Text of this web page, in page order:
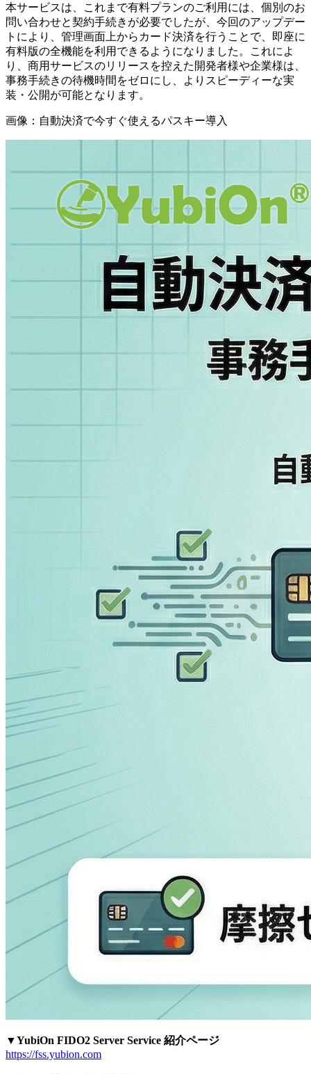
本サービスは、これまで有料プランのご利用には、個別のお
問い合わせと契約手続きが必要でしたが、今回のアップデー
トにより、管理画面上からカード決済を行うことで、即座に
有料版の全機能を利用できるようになりました。これによ
り、商用サービスのリリースを控えた開発者様や企業様は、
事務手続きの待機時間をゼロにし、よりスピーディーな実
装・公開が可能となります。
画像：自動決済で今すぐ使えるパスキー導入
▼YubiOn FIDO2 Server Service 紹介ページ
https://fss.yubion.com